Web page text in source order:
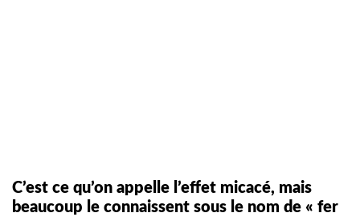
C’est ce qu’on appelle l’effet micacé, mais
beaucoup le connaissent sous le nom de « fer